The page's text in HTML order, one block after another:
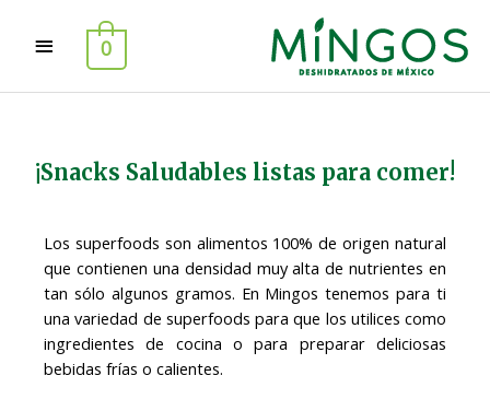
0
¡Snacks Saludables listas para comer!
Los superfoods son alimentos 100% de origen natural
que contienen una densidad muy alta de nutrientes en
tan sólo algunos gramos. En Mingos tenemos para ti
una variedad de superfoods para que los utilices como
ingredientes de cocina o para preparar deliciosas
bebidas frías o calientes.